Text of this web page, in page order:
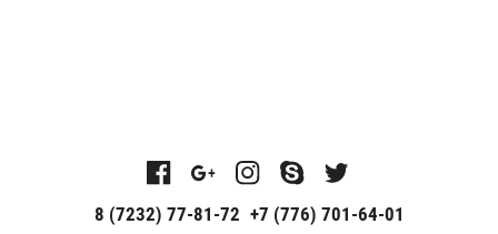
8 (7232) 77-81-72 +7 (776) 701-64-01